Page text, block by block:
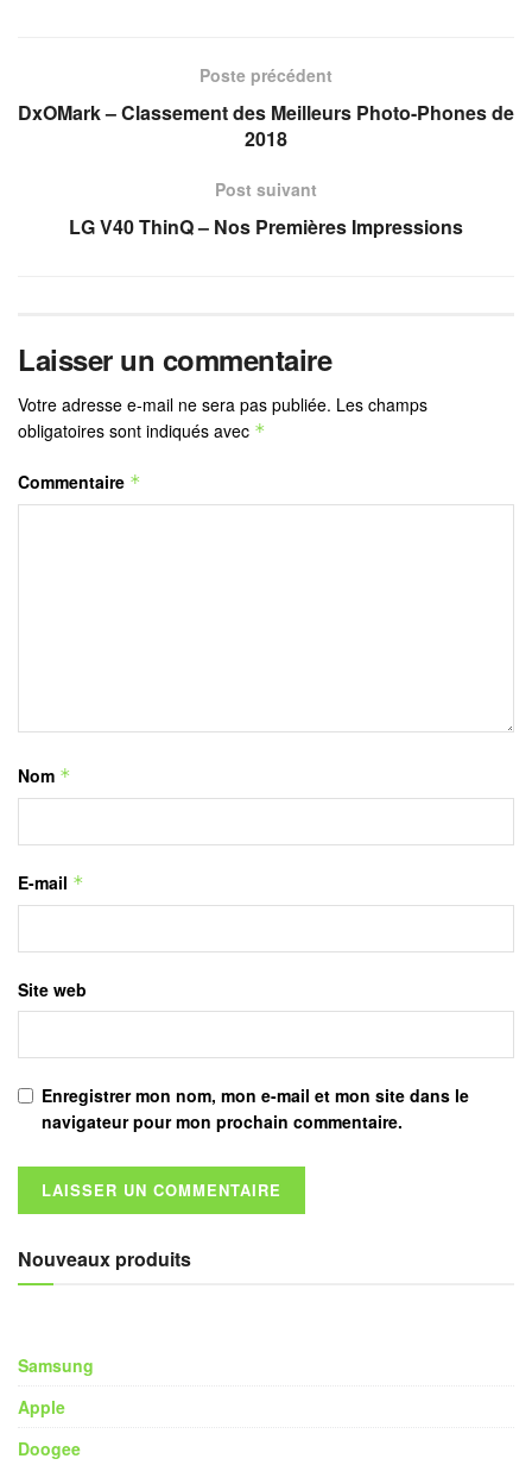
Poste précédent
DxOMark – Classement des Meilleurs Photo-Phones de
2018
Post suivant
LG V40 ThinQ – Nos Premières Impressions
Laisser un commentaire
Votre adresse e-mail ne sera pas publiée. Les champs
obligatoires sont indiqués avec *
Commentaire *
Nom *
E-mail *
Site web
Enregistrer mon nom, mon e-mail et mon site dans le
navigateur pour mon prochain commentaire.
Nouveaux produits
Samsung
Apple
Doogee